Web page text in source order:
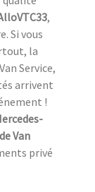
,
Si vous
la
Service,
arrivent
!
Van
privé